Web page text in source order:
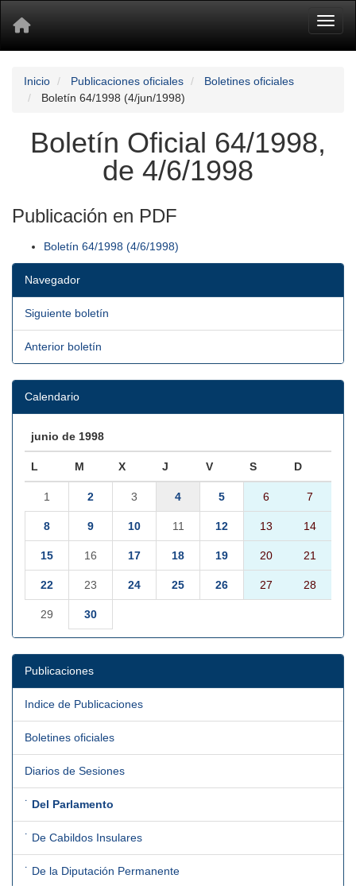
Inicio Publicaciones oficiales
Boletines oficiales
Boletín 64/1998 (4/jun/1998)
Boletín Oficial 64/1998,
de 4/6/1998
Publicación en PDF
Boletín 64/1998 (4/6/1998)
Navegador
Siguiente boletín
Anterior boletín
Calendario
junio de 1998
L M X J V S D
1 2 3 4 5 6 7
8 9 10 11 12 13 14
15 16 17 18 19 20 21
22 23 24 25 26 27 28
29 30
Publicaciones
Indice de Publicaciones
Boletines oficiales
Diarios de Sesiones
˙ Del Parlamento
˙ De Cabildos Insulares
˙ De la Diputación Permanente